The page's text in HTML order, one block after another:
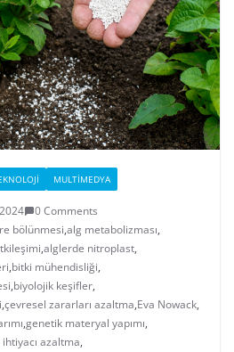
MULTIMEDYA
0 Comments
bölünmesi,alg metabolizması,
,alglerde nitroplast,
,bitki mühendisliği,
,biyolojik keşifler,
,çevresel zararları azaltma,Eva Nowack,
,genetik materyal yapımı,
azaltma,